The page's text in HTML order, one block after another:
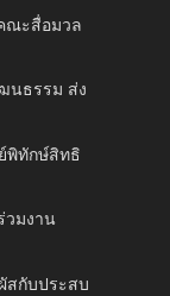
ณะสื่อมวล
นธรรม ส่ง
พิทักษ์สิทธิ
วมงาน
สกับประสบ